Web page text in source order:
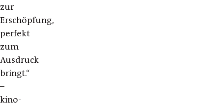
zur
Erschöpfung,
perfekt
zum
Ausdruck
bringt.“
–
kino-